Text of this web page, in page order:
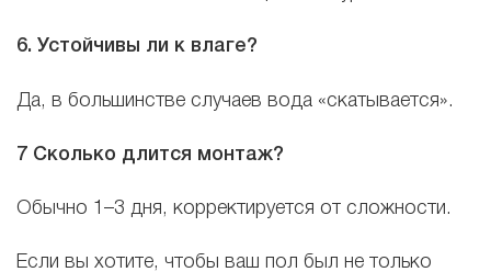
6. Устойчивы ли к влаге?
Да, в большинстве случаев вода «скатывается».
7 Сколько длится монтаж?
Обычно 1–3 дня, корректируется от сложности.
Если вы хотите, чтобы ваш пол был не только